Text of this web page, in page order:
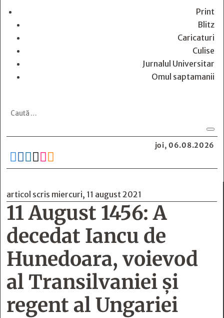
Print
Blitz
Caricaturi
Culise
Jurnalul Universitar
Omul saptamanii
joi, 06.08.2026
     
articol scris miercuri, 11 august 2021
11 August 1456: A
decedat Iancu de
Hunedoara, voievod
al Transilvaniei și
regent al Ungariei